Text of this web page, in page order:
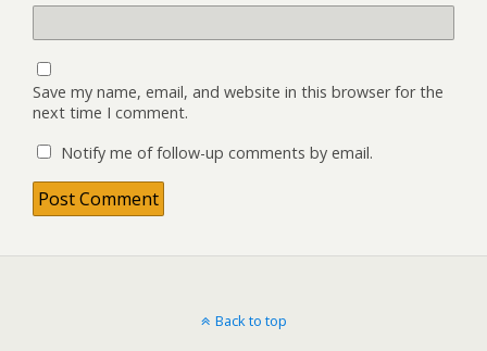
Save my name, email, and website in this browser for the
next time I comment.
Notify me of follow-up comments by email.
Back to top